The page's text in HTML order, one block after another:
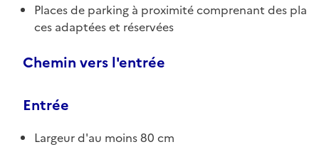
Places de parking à proximité comprenant des pla
ces adaptées et réservées
Chemin vers l'entrée
Entrée
Largeur d'au moins 80 cm